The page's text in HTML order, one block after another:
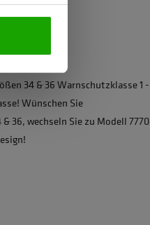
V
34 & 36 Warnschutzklasse 1 -
Wünschen Sie
36, wechseln Sie zu Modell 7770